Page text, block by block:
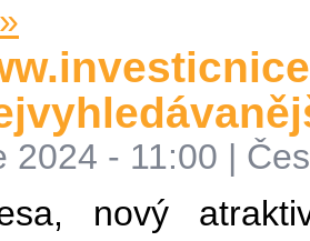
2024 - 11:00 |
nový